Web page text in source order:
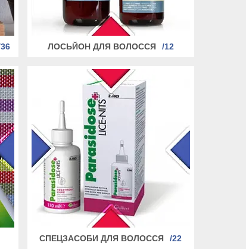
36 ЛОСЬЙОН ДЛЯ ВОЛОССЯ 12
СПЕЦЗАСОБИ ДЛЯ ВОЛОССЯ 22